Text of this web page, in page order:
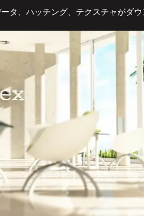
タ、ハッチング、テクスチャがダ